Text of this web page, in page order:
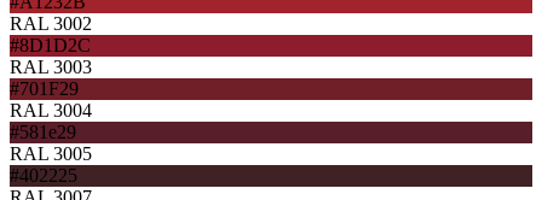
RAL 3002
#8D1D2C
RAL 3003
#701F29
RAL 3004
#581e29
RAL 3005
#402225